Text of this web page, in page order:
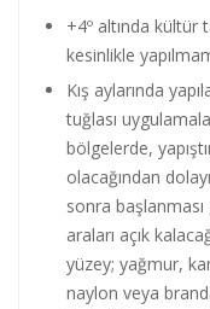
+4º altında kültür
kesinlikle
Kış aylarında
tuğlası
bölgelerde,
olacağından
sonra
araları açık
yüzey; yağmur,
naylon veya